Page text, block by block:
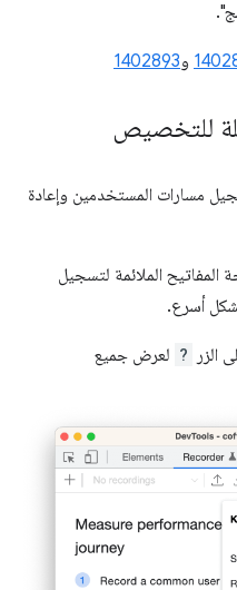
و1402893
للتخصيص
مسارات المستخدمين وإعادة
الملائمة لتسجيل
أسرع.
الزر ? لعرض جميع